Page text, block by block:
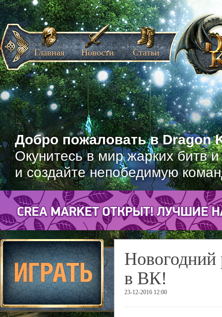
Добро пожаловать в Dragon
Окунитесь в мир жарких битв
и создайте непобедимую
Главная Новости Статьи
в ВК!
23-12-2016 12:00